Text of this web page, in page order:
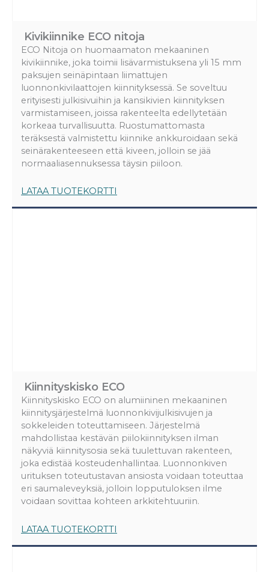
Kivikiinnike ECO nitoja
ECO Nitoja on huomaamaton mekaaninen
kivikiinnike, joka toimii lisävarmistuksena yli 15 mm
paksujen seinäpintaan liimattujen
luonnonkivilaattojen kiinnityksessä. Se soveltuu
erityisesti julkisivuihin ja kansikivien kiinnityksen
varmistamiseen, joissa rakenteelta edellytetään
korkeaa turvallisuutta. Ruostumattomasta
teräksestä valmistettu kiinnike ankkuroidaan sekä
seinärakenteeseen että kiveen, jolloin se jää
normaaliasennuksessa täysin piiloon.
LATAA TUOTEKORTTI
Kiinnityskisko ECO
Kiinnityskisko ECO on alumiininen mekaaninen
kiinnitysjärjestelmä luonnonkivijulkisivujen ja
sokkeleiden toteuttamiseen. Järjestelmä
mahdollistaa kestävän piilokiinnityksen ilman
näkyviä kiinnitysosia sekä tuulettuvan rakenteen,
joka edistää kosteudenhallintaa. Luonnonkiven
urituksen toteutustavan ansiosta voidaan toteuttaa
eri saumaleveyksiä, jolloin lopputuloksen ilme
voidaan sovittaa kohteen arkkitehtuuriin.
LATAA TUOTEKORTTI